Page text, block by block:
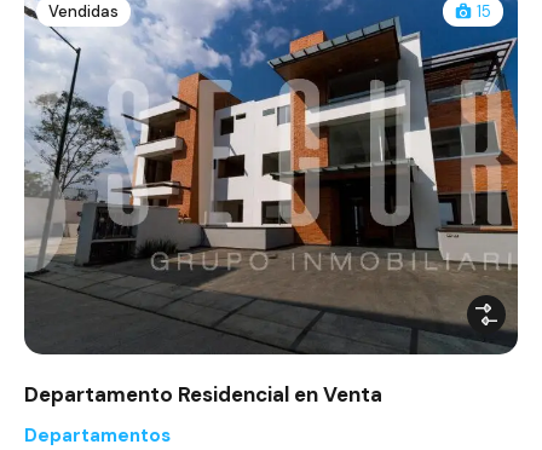
Vendidas 15
Departamento Residencial en Venta
Departamentos